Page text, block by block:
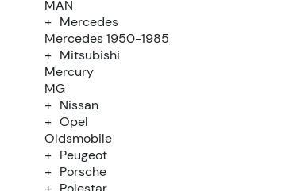
MAN
Mercedes
Mercedes 1950-1985
Mitsubishi
Mercury
MG
Nissan
Opel
Oldsmobile
Peugeot
Porsche